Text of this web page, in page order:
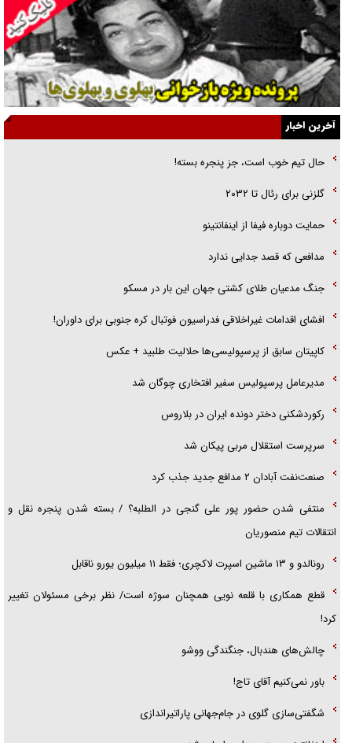
قصه ناتمام سرویس مدارس
آیا مقاومت فلسطین خلع‌سلاح می‌شود؟
الگوی وحدت‌آفرین در ادراک سیاست خارجی
گفتگوی دکتر اخوان مدیرمسئول روزنامه جوان با برنامه تلویزیونی «نبرد
هرمز»
امام حسین (ع) کشته سیرت‌های عصر جاهلی شد
فریاد‌ها و ناله‌های دوستان مبارزدلم را آتش می‌زد
آخرین اخبار
حال تیم خوب است، جز پنجره بسته!
گلزنی برای رئال تا ۲۰۳۲
حمایت دوباره فیفا از اینفانتینو
مدافعی که قصد جدایی ندارد
جنگ مدعیان طلای کشتی جهان این بار در مسکو
افشای اقدامات غیراخلاقی فدراسیون فوتبال کره جنوبی برای داوران!
کاپیتان سابق از پرسپولیسی‌ها حلالیت طلبید + عکس
مدیرعامل پرسپولیس سفیر افتخاری چوگان شد
رکوردشکنی دختر دونده ایران در بلاروس
سرپرست استقلال مربی پیکان شد
صنعت‌نفت آبادان ۲ مدافع جدید جذب کرد
منتفی شدن حضور پور علی گنجی در الطلبه؟ / بسته شدن پنجره نقل و
انتقالات تیم منصوریان
رونالدو و ۱۳ ماشین اسپرت لاکچری؛ فقط ۱۱ میلیون یورو ناقابل
قطع همکاری با قلعه نویی همچنان سوژه است/ نظر برخی مسئولان تغییر
کرد!
چالش‌های هندبال، جنگندگی ووشو
باور نمی‌کنیم آقای تاج!
شگفتی‌سازی گلوی در جام‌جهانی پاراتیراندازی